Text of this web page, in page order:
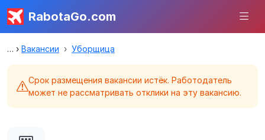
RabotaGo.com
Вакансии Уборщица
Срок размещения вакансии истёк. Работодатель
может не рассматривать отклики на эту вакансию.